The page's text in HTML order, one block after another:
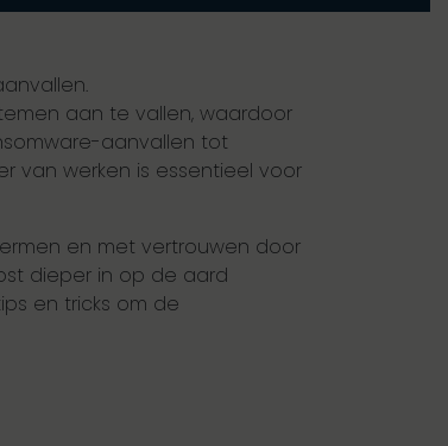
aan te vallen, waardoor
aanvallen tot
van werken is essentieel voor
en met vertrouwen door
dieper in op de aard
en tricks om de